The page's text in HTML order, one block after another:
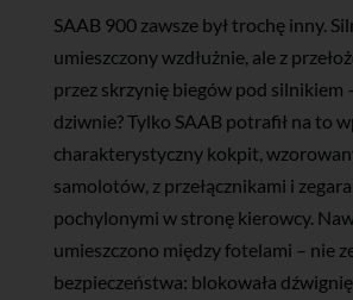
SAAB 900 zawsze był trochę inny.
umieszczony wzdłużnie, ale z
przez skrzynię biegów pod silnikiem
dziwnie? Tylko SAAB potrafił na to
charakterystyczny kokpit,
samolotów, z przełącznikami i
pochylonymi w stronę kierowcy.
umieszczono między fotelami – nie
bezpieczeństwa: blokowała